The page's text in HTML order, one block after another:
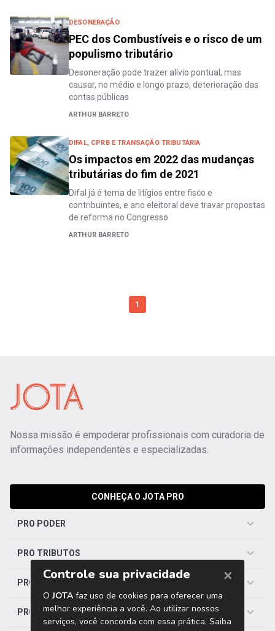
DESONERAÇÃO
PEC dos Combustíveis e o risco de um
populismo tributário
Desoneração pode trazer alívio pontual, mas
causar, no médio e longo prazo, deterioração das
contas públicas
ARTHUR BARRETO
DIFAL, CPRB E TRANSAÇÃO TRIBUTÁRIA
Os impactos em 2022 das mudanças
tributárias do fim de 2021
Difal já é tema de litígios entre fisco e
contribuintes, e ano eleitoral deve travar propostas
de reforma no Congresso
ARTHUR BARRETO
1
Nossa missão é empoderar profissionais com curadoria de
informações independentes e especializadas.
CONHEÇA O JOTA PRO
PRO PODER
PRO TRIBUTOS
PRO TRABALHISTA
PRO SAÚDE